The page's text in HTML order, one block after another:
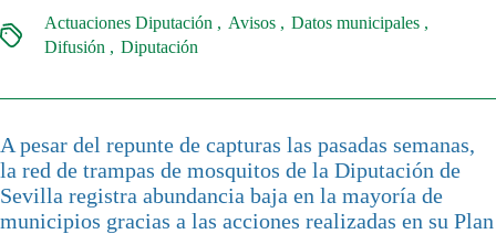
Actuaciones Diputación Avisos
Datos municipales
Difusión
Diputación
A pesar del repunte de capturas las pasadas semanas,
la red de trampas de mosquitos de la Diputación de
Sevilla registra abundancia baja en la mayoría de
municipios gracias a las acciones realizadas en su Plan